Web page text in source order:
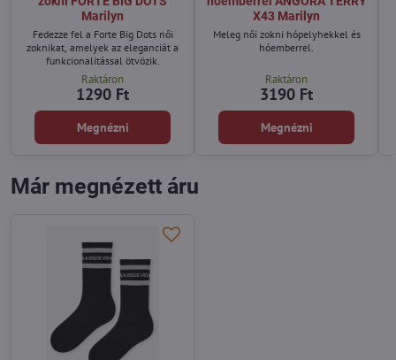
Marilyn
Fedezze fel a Forte Big Dots női
zoknikat, amelyek az eleganciát a
funkcionalitással ötvözik.
Raktáron
1290 Ft
Megnézni
X43 Marilyn
Meleg női zokni hópelyhekkel és
hóemberrel.
Raktáron
3190 Ft
Megnézni
Már megnézett áru